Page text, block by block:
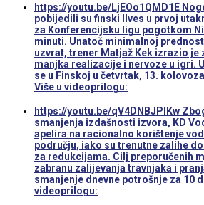
https://youtu.be/LjEOo1QMD1E
pobijedili su finski Ilves u prvoj
za Konferencijsku ligu pogotkom
minuti. Unatoč minimalnoj
uzvrat, trener Matjaž Kek izrazio je
manjka realizacije i nervoze u igri.
se u Finskoj u četvrtak, 13.
Više u videoprilogu:
https://youtu.be/qV4DNBJPlKw
smanjenja izdašnosti izvora, KD
apelira na racionalno korištenje
području, iako su trenutne zalihe
za redukcijama. Cilj preporučenih
zabranu zalijevanja travnjaka i
smanjenje dnevne potrošnje za 10
videoprilogu: